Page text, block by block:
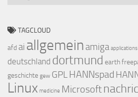
TAGCLOUD
afd ai allgemein amiga applications
deutschland dortmund earth
geschichte gew GPLHANNspad
Linux medicine Microsoft